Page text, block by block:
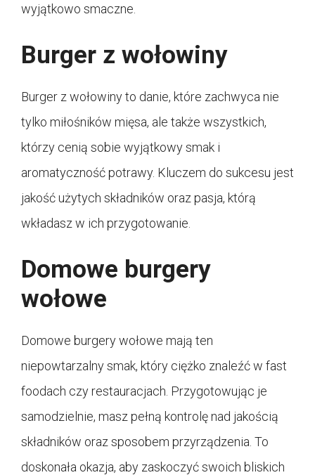
wyjątkowo smaczne.
Burger z wołowiny
Burger z wołowiny to danie, które zachwyca nie
tylko miłośników mięsa, ale także wszystkich,
którzy cenią sobie wyjątkowy smak i
aromatyczność potrawy. Kluczem do sukcesu jest
jakość użytych składników oraz pasja, którą
wkładasz w ich przygotowanie.
Domowe burgery
wołowe
Domowe burgery wołowe mają ten
niepowtarzalny smak, który ciężko znaleźć w fast
foodach czy restauracjach. Przygotowując je
samodzielnie, masz pełną kontrolę nad jakością
składników oraz sposobem przyrządzenia. To
doskonała okazja, aby zaskoczyć swoich bliskich